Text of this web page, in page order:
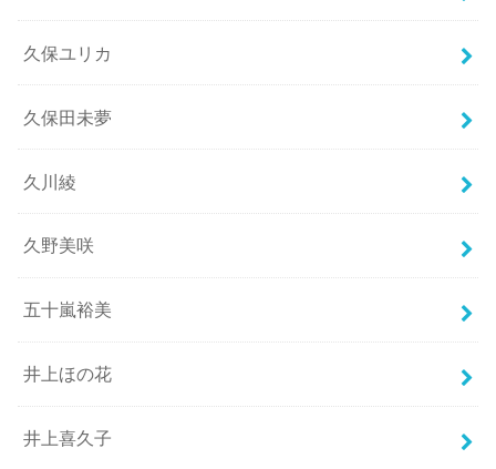
久保ユリカ
久保田未夢
久川綾
久野美咲
五十嵐裕美
井上ほの花
井上喜久子